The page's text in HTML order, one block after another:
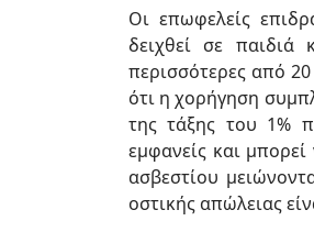
Οι επωφελείς
δειχθεί σε παιδιά
περισσότερες από
ότι η χορήγηση
της τάξης του 1%
εμφανείς και μπορεί
ασβεστίου
οστικής απώλειας